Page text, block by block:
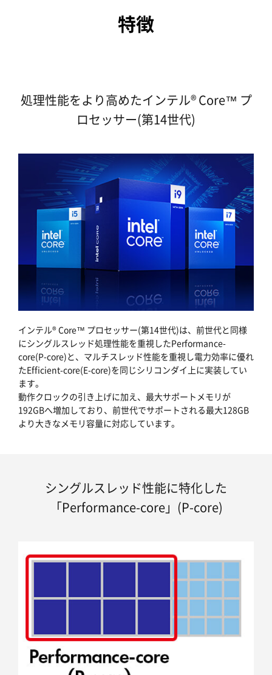
特徴
処理性能をより高めたインテル® Core™ プ
ロセッサー(第14世代)
インテル® Core™ プロセッサー(第14世代)は、前世代と同様
にシングルスレッド処理性能を重視したPerformance-
core(P-core)と、マルチスレッド性能を重視し電力効率に優れ
たEfficient-core(E-core)を同じシリコンダイ上に実装してい
ます。
動作クロックの引き上げに加え、最大サポートメモリが
192GBへ増加しており、前世代でサポートされる最大128GB
より大きなメモリ容量に対応しています。
シングルスレッド性能に特化した
「Performance-core」(P-core)